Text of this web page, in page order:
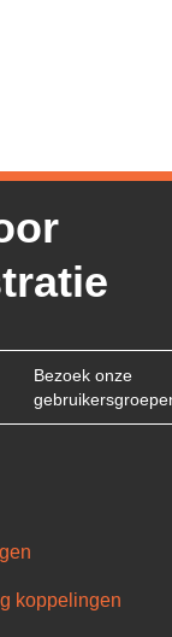
Bezoek onze
koppelingen